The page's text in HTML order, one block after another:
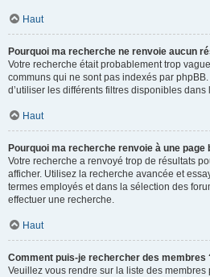
Haut
Pourquoi ma recherche ne renvoie aucun
Votre recherche était probablement trop
communs qui ne sont pas indexés par
d’utiliser les différents filtres disponibles
Haut
Pourquoi ma recherche renvoie à une page
Votre recherche a renvoyé trop de résultats
afficher. Utilisez la recherche avancée et
termes employés et dans la sélection des
effectuer une recherche.
Haut
Comment puis-je rechercher des membres
Veuillez vous rendre sur la liste des